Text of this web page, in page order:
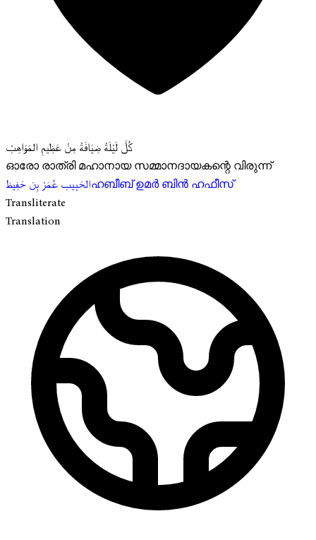
كُلَّ لَيْلَةْ ضِيَافَةْ مِنْ عَظِيمِ المَوَاهِبْ
ഓരോ രാത്രി മഹാനായ സമ്മാനദായകന്റെ വിരുന്ന്
الحَبِيب عُمَرْ بِن حَفِيظഹബീബ് ഉമർ ബിൻ ഹഫീസ്
Transliterate
Translation